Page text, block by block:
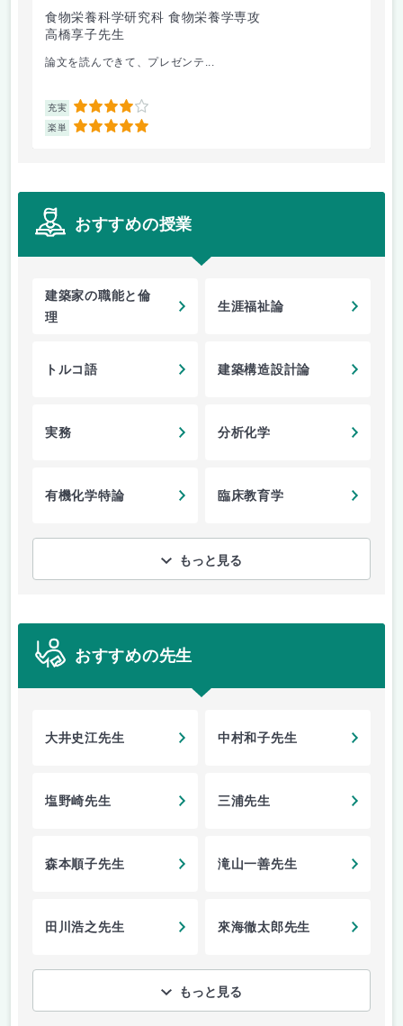
食物栄養科学研究科 食物栄養学専攻
高橋享子先生
論文を読んできて、プレゼンテ...
充実 4
楽単 5
おすすめの授業
建築家の職能と倫
理
生涯福祉論
トルコ語 建築構造設計論
実務 分析化学
有機化学特論 臨床教育学
もっと見る
おすすめの先生
大井史江先生 中村和子先生
塩野崎先生 三浦先生
森本順子先生 滝山一善先生
田川浩之先生 來海徹太郎先生
もっと見る